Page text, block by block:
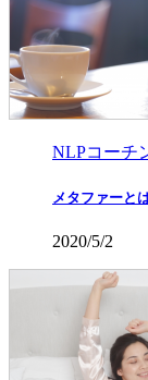
NLPコーチ
メタファーと
2020/5/2